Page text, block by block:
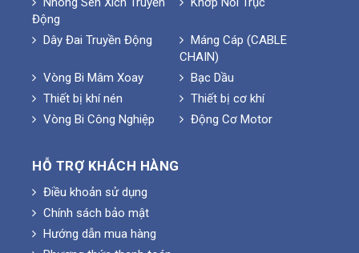
Động
Dây Đai Truyền Động
Máng Cáp (CABLE
CHAIN)
Vòng Bi Mâm Xoay
Bạc Dầu
Thiết bị khí nén
Thiết bị cơ khí
Vòng Bi Công Nghiệp
Động Cơ Motor
HỖ TRỢ KHÁCH HÀNG
Điều khoản sử dụng
Chính sách bảo mật
Hướng dẫn mua hàng